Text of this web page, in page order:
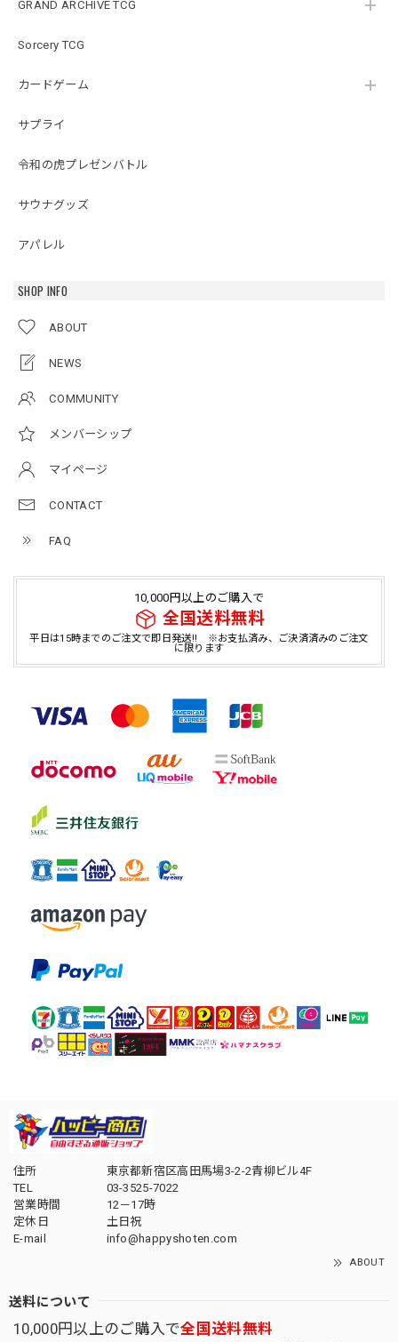
GRAND ARCHIVE TCG
Sorcery TCG
カードゲーム
サプライ
令和の虎プレゼンバトル
サウナグッズ
アパレル
SHOP INFO
ABOUT
NEWS
COMMUNITY
メンバーシップ
マイページ
CONTACT
FAQ
10,000円以上のご購入で
全国送料無料
平日は15時までのご注文で即日発送!! ※お支払済み、ご決済済みのご注文
に限ります
住所
東京都新宿区高田馬場3-2-2青柳ビル4F
TEL
03-3525-7022
営業時間
12－17時
定休日
土日祝
E-mail
info@happyshoten.com
ABOUT
送料について
10,000円以上のご購入で全国送料無料